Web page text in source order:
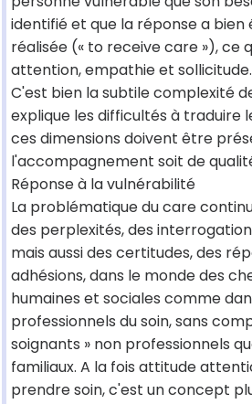
identifié et que la réponse a bien
réalisée (« to receive care »), ce
attention, empathie et sollicitude.
C'est bien la subtile complexité
explique les difficultés à traduire
ces dimensions doivent être
l'accompagnement soit de
Réponse à la vulnérabilité
La problématique du care
des perplexités, des
mais aussi des certitudes, des
adhésions, dans le monde des
humaines et sociales comme
professionnels du soin, sans
soignants » non professionnels
familiaux. A la fois attitude
prendre soin, c'est un concept